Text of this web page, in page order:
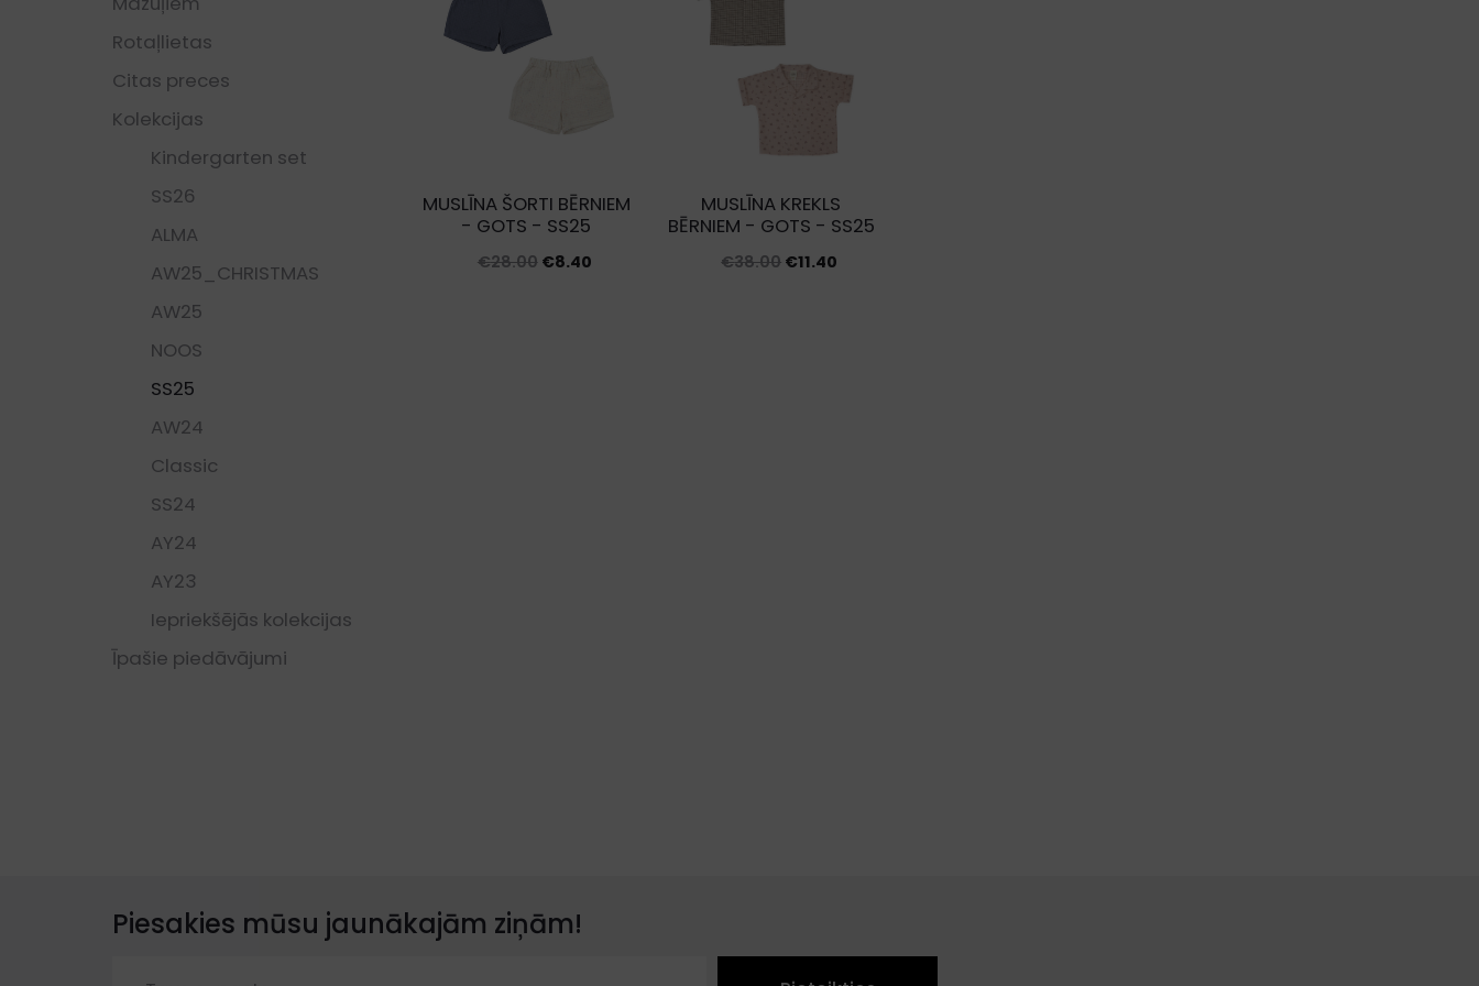
latest
MUSLĪNA ŠORTI BĒRNIEM
- GOTS - SS25
€28.00 Original
€8.40Current
MUSLĪNA KREKLS
BĒRNIEM - GOTS - SS25
€38.00 Original
€11.40
Rotaļlietas
Citas preces
Kolekcijas
Kindergarten set
SS26
ALMA
AW25_CHRISTMAS
AW25
NOOS
SS25
AW24
Classic
SS24
AY24
AY23
Iepriekšējās kolekcijas
Īpašie piedāvājumi
Piesakies mūsu jaunākajām ziņām!